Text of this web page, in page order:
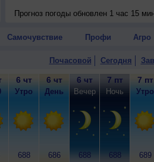
Прогноз погоды обновлен 1 час 15
Самочувствие Профи Агро
Почасовой Сегодня
6 чт
Утро
688
6 чт
День
686
6 чт
Вечер
688
7 пт
Ночь
688
7 пт
Утро
689